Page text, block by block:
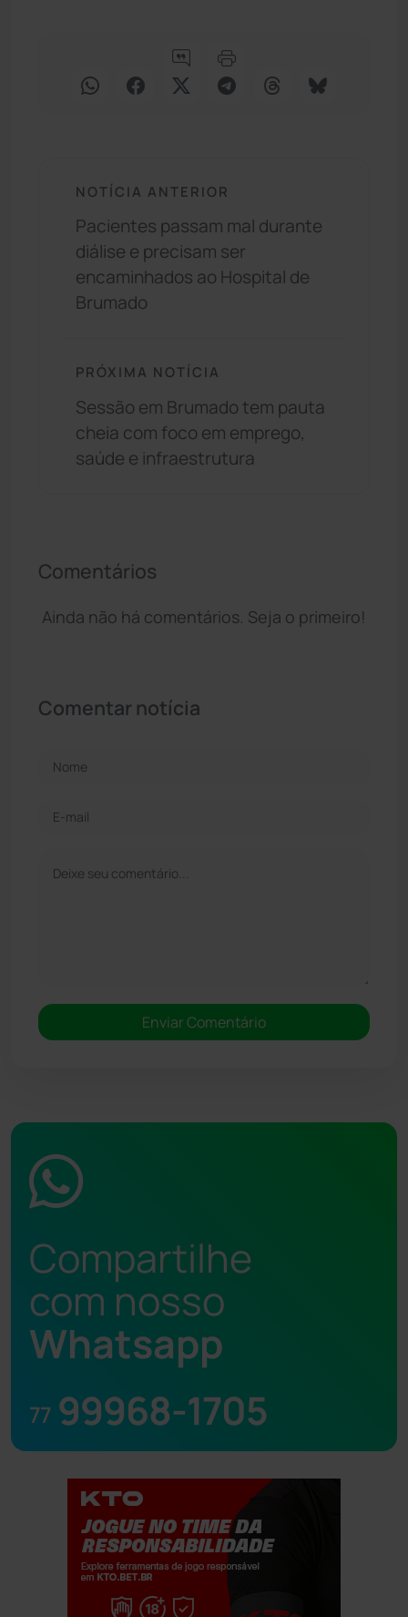
NOTÍCIA ANTERIOR
Pacientes passam mal durante
diálise e precisam ser
encaminhados ao Hospital de
Brumado
PRÓXIMA NOTÍCIA
Sessão em Brumado tem pauta
cheia com foco em emprego,
saúde e infraestrutura
Comentários
Ainda não há comentários. Seja o primeiro!
Comentar notícia
Compartilhe
com nosso
Whatsapp
77 99968-1705